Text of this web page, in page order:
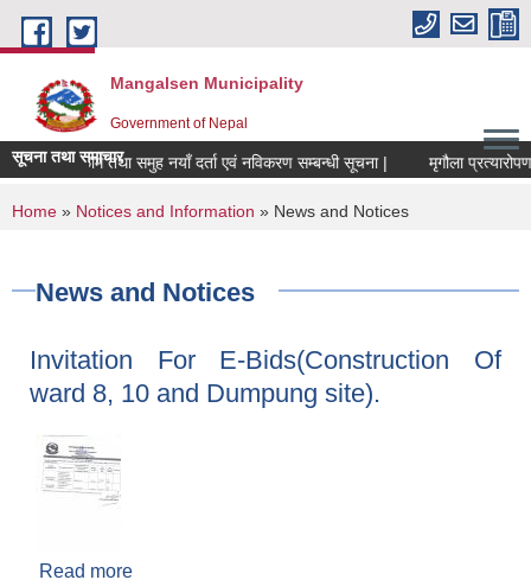
Skip to main content
Mangalsen Municipality
Government of Nepal
सूचना तथा समाचार
पशुपन्छी फार्म तथा समुह नयाँ दर्ता एवं नविकरण सम्बन्धी सूचना |
You are here
Home » Notices and Information » News and Notices
News and Notices
Invitation For E-Bids(Construction Of
ward 8, 10 and Dumpung site).
Read more